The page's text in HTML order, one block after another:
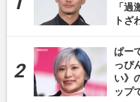
「
トざ
ぱー
っぴ
い》
ップ